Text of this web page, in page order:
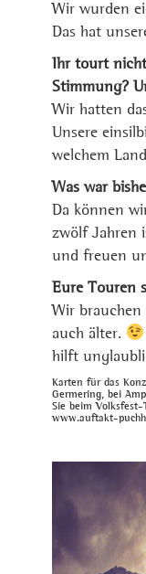
Wir wurden
Das hat
Ihr tourt nicht
Stimmung?
Wir hatten
Unsere
welchem
Was war
Da können
zwölf Jahren
und freuen
Eure Touren
Wir
auch älter.
hilft
Karten für das
Germering, bei
Sie beim
www.auftakt-